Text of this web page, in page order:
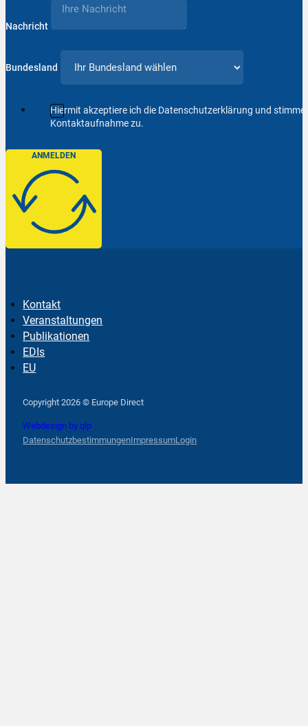
Nachricht
Bundesland
Hiermit akzeptiere ich die Datenschutzerklärung und
Kontaktaufnahme zu.
ANMELDEN
Kontakt
Veranstaltungen
Publikationen
EDIs
EU
Copyright 2026 © Europe Direct
Webdesign by qlp
DatenschutzbestimmungenImpressumLogin